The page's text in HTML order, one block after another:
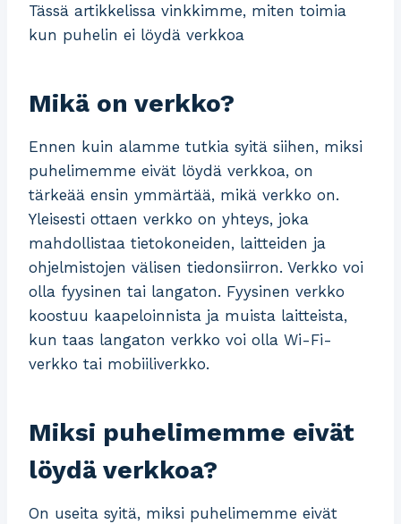
Tässä artikkelissa vinkkimme, miten toimia
kun puhelin ei löydä verkkoa
Mikä on verkko?
Ennen kuin alamme tutkia syitä siihen, miksi
puhelimemme eivät löydä verkkoa, on
tärkeää ensin ymmärtää, mikä verkko on.
Yleisesti ottaen verkko on yhteys, joka
mahdollistaa tietokoneiden, laitteiden ja
ohjelmistojen välisen tiedonsiirron. Verkko voi
olla fyysinen tai langaton. Fyysinen verkko
koostuu kaapeloinnista ja muista laitteista,
kun taas langaton verkko voi olla Wi-Fi-
verkko tai mobiiliverkko.
Miksi puhelimemme eivät
löydä verkkoa?
On useita syitä, miksi puhelimemme eivät